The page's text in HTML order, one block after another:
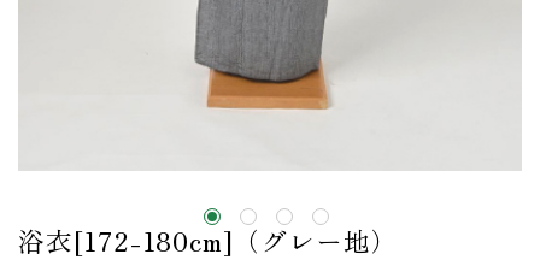
浴衣[172-180cm]（グレー地）